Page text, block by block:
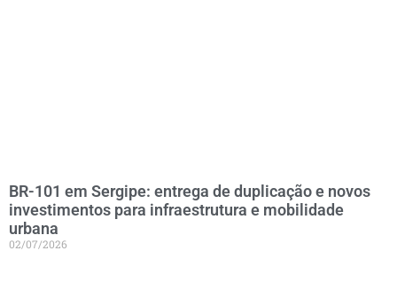
BR-101 em Sergipe: entrega de duplicação e novos
investimentos para infraestrutura e mobilidade
urbana
02/07/2026